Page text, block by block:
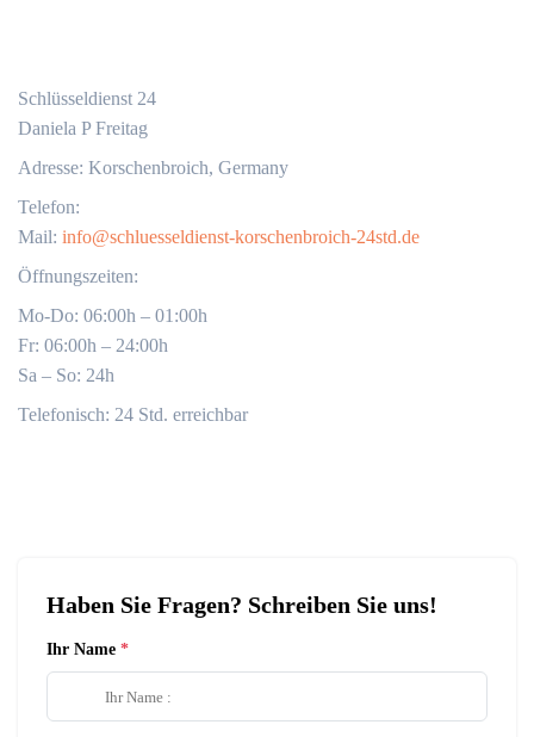
Schlüsseldienst 24
Daniela P Freitag
Adresse: Korschenbroich, Germany
Telefon:
Mail: info@schluesseldienst-korschenbroich-24std.de
Öffnungszeiten:
Mo-Do: 06:00h – 01:00h
Fr: 06:00h – 24:00h
Sa – So: 24h
Telefonisch: 24 Std. erreichbar
Haben Sie Fragen? Schreiben Sie uns!
Ihr Name